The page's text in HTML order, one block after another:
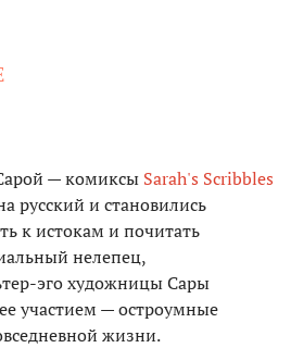
— комиксы Sarah's Scribbles
русский и становились
к истокам и почитать
нелепец,
эго художницы Сары
участием — остроумные
жизни.